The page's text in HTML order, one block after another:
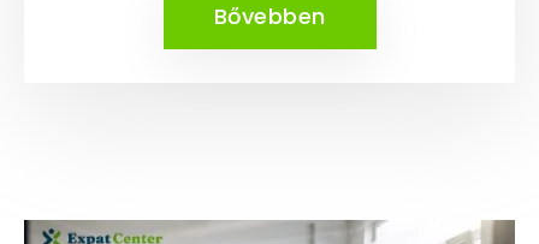
Bővebben